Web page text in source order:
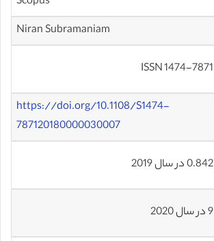
Niran Subramaniam
ISSN 1474-7871
https://doi.org/10.1108/S1474-
787120180000030007
0.842 در سال 2019
9 در سال 2020